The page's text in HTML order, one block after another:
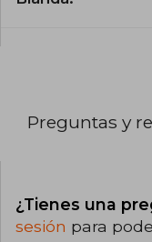
Preguntas y
¿Tienes una
sesión para